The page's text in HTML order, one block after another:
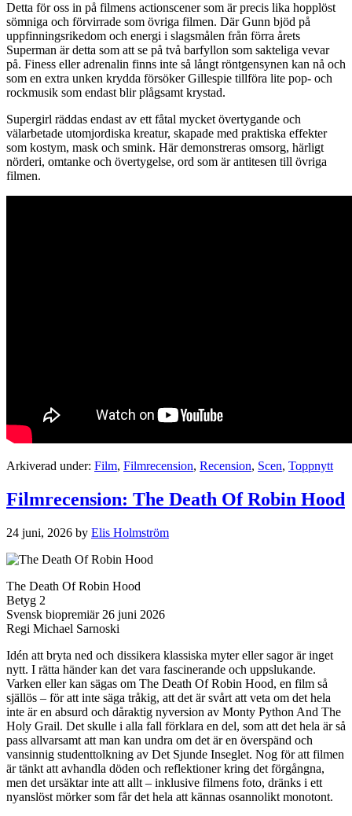
Detta för oss in på filmens actionscener som är precis lika hopplöst
sömniga och förvirrade som övriga filmen. Där Gunn bjöd på
uppfinningsrikedom och energi i slagsmålen från förra årets
Superman är detta som att se på två barfyllon som sakteliga vevar
på. Finess eller adrenalin finns inte så långt röntgensynen kan nå och
som en extra unken krydda försöker Gillespie tillföra lite pop- och
rockmusik som endast blir plågsamt krystad.
Supergirl räddas endast av ett fåtal mycket övertygande och
välarbetade utomjordiska kreatur, skapade med praktiska effekter
som kostym, mask och smink. Här demonstreras omsorg, härligt
nörderi, omtanke och övertygelse, ord som är antitesen till övriga
filmen.
Arkiverad under: Film, Filmrecension, Recension, Scen, Toppnytt
Filmrecension: The Death Of Robin Hood
24 juni, 2026 by Elis Holmström
The Death Of Robin Hood
Betyg 2
Svensk biopremiär 26 juni 2026
Regi Michael Sarnoski
Idén att bryta ned och dissikera klassiska myter eller sagor är inget
nytt. I rätta händer kan det vara fascinerande och uppslukande.
Varken eller kan sägas om The Death Of Robin Hood, en film så
själlös – för att inte säga tråkig, att det är svårt att veta om det hela
inte är en absurd och dåraktig nyversion av Monty Python And The
Holy Grail. Det skulle i alla fall förklara en del, som att det hela är så
pass allvarsamt att man kan undra om det är en överspänd och
vansinnig studenttolkning av Det Sjunde Inseglet. Nog för att filmen
är tänkt att avhandla döden och reflektioner kring det förgångna,
men det ursäktar inte att allt – inklusive filmens foto, dränks i ett
nyanslöst mörker som får det hela att kännas osannolikt monotont.